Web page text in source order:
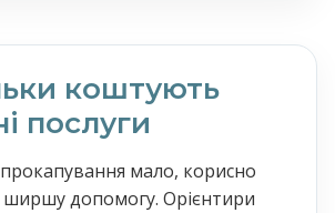
коштують
послуги
мало, корисно
ширшу допомогу. Орієнтири